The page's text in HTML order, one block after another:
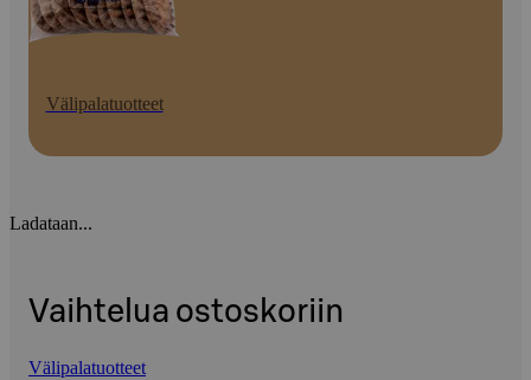
Välipalatuotteet
Ladataan...
Vaihtelua ostoskoriin
Välipalatuotteet